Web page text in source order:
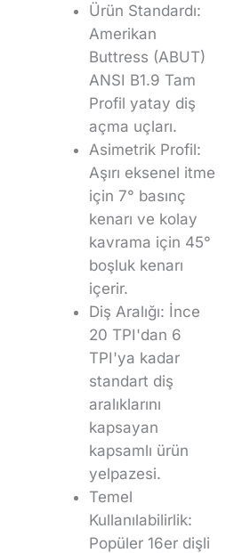
Ürün Standardı:
Amerikan
Buttress (ABUT)
ANSI B1.9 Tam
Profil yatay diş
açma uçları.
Asimetrik Profil:
Aşırı eksenel itme
için 7° basınç
kenarı ve kolay
kavrama için 45°
boşluk kenarı
içerir.
Diş Aralığı: İnce
20 TPI'dan 6
TPI'ya kadar
standart diş
aralıklarını
kapsayan
kapsamlı ürün
yelpazesi.
Temel
Kullanılabilirlik:
Popüler 16er dişli